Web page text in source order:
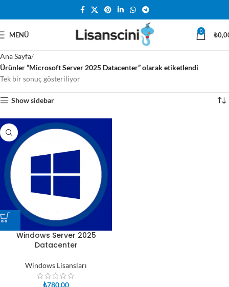
MENÜ 0 ₺
Ana Sayfa
Ürünler “Microsoft Server 2025 Datacenter” olarak etiketlendi
Tek bir sonuç gösteriliyor
Show sidebar
Windows Server 2025
Datacenter
Windows Lisansları
₺780,00